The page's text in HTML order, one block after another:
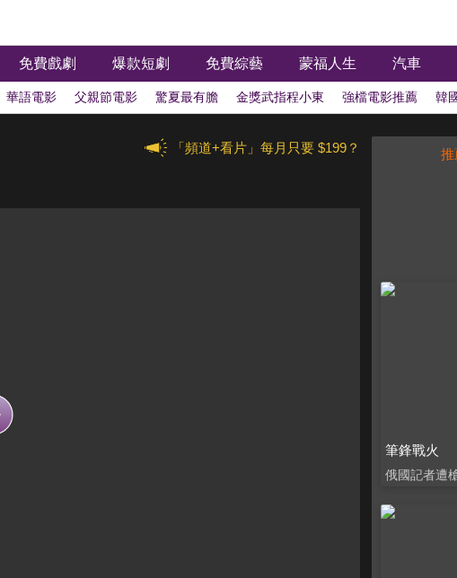
免費戲劇 爆款短劇 免費綜藝 蒙福人生 汽車
華語電影 父親節電影 驚夏最有膽 金獎武指程小東 強檔電影推薦 韓
經典名片 泰
「頻道+看片」每月只要 $199？ 推
筆鋒戰火